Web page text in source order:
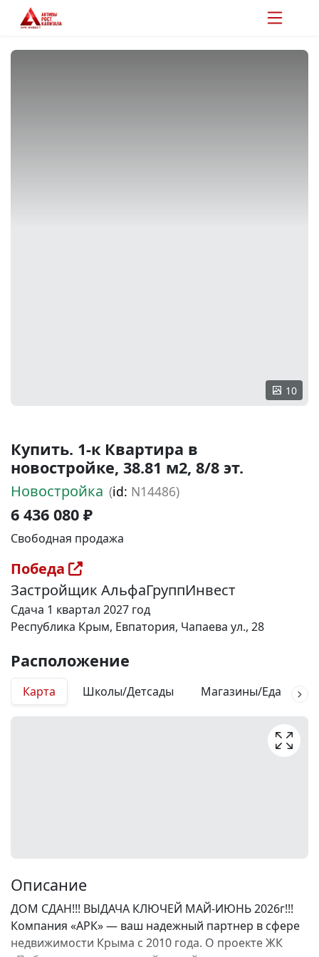
10
Купить. 1-к Квартира в
новостройке, 38.81 м2, 8/8 эт.
Новостройка (id: N14486)
6 436 080 ₽
Свободная продажа
Победа
Застройщик АльфаГруппИнвест
Сдача 1 квартал 2027 год
Республика Крым, Евпатория, Чапаева ул., 28
Расположение
Карта Школы/Детсады Магазины/Еда
Описание
ДОМ СДАН!!! ВЫДАЧА КЛЮЧЕЙ МАЙ-ИЮНЬ 2026г!!!
Компания «АРК» — ваш надежный партнер в сфере
недвижимости Крыма с 2010 года. О проекте ЖК